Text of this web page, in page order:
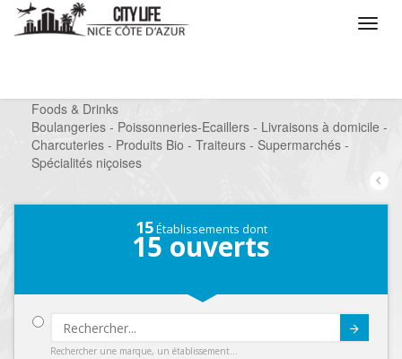
Foods & Drinks
/
Boulangeries - Poissonneries-Ecaillers - Livraisons à domicile -
Charcuteries - Produits Bio - Traiteurs - Supermarchés -
Spécialités niçoises
15Établissements dont
15 ouverts
Rechercher une marque, un établissement...